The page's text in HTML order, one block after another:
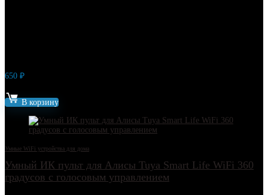
650 ₽
В корзину
Умные WiFi устройства для дома
Умный ИК пульт для Алисы Tuya Smart Life WiFi 360
градусов c голосовым управлением